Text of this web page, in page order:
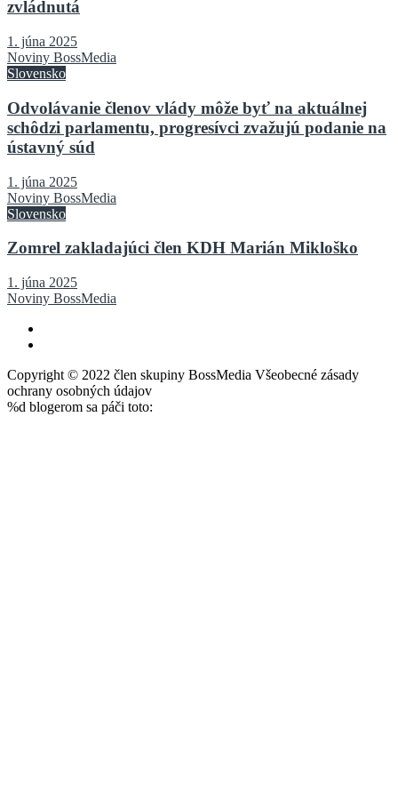
zvládnutá
1. júna 2025
Noviny BossMedia
Slovensko
Odvolávanie členov vlády môže byť na aktuálnej
schôdzi parlamentu, progresívci zvažujú podanie na
ústavný súd
1. júna 2025
Noviny BossMedia
Slovensko
Zomrel zakladajúci člen KDH Marián Mikloško
1. júna 2025
Noviny BossMedia
Copyright © 2022 člen skupiny BossMedia Všeobecné zásady
ochrany osobných údajov
%d blogerom sa páči toto: